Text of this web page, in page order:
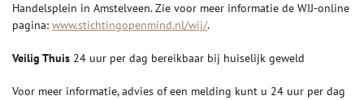
Handelsplein in Amstelveen. Zie voor meer informatie de WIJ-online
pagina: www.stichtingopenmind.nl/wij/.
Veilig Thuis 24 uur per dag bereikbaar bij huiselijk geweld
Voor meer informatie, advies of een melding kunt u 24 uur per dag